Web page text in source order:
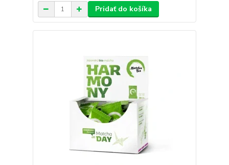
Pridať do košíka